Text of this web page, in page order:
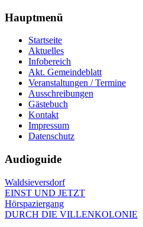
Hauptmenü
Startseite
Aktuelles
Infobereich
Akt. Gemeindeblatt
Veranstaltungen / Termine
Ausschreibungen
Gästebuch
Kontakt
Impressum
Datenschutz
Audioguide
Waldsieversdorf
EINST UND JETZT
Hörspaziergang
DURCH DIE VILLENKOLONIE